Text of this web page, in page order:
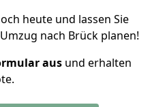
heute und lassen Sie
nach Brück planen!
aus und erhalten